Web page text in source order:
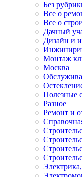
Без
Все о
Все о
Дачный
Дизайн и
Монтаж
Москва
Полезные
Разное
Ремонт и